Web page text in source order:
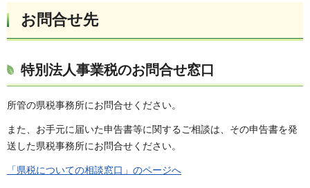
お問合せ先
特別法人事業税のお問合せ窓口
所管の県税事務所にお問合せください。
また、お手元に届いた申告書等に関するご相談は、その申告書を発
送した県税事務所にお問合せください。
「県税についての相談窓口」のページへ